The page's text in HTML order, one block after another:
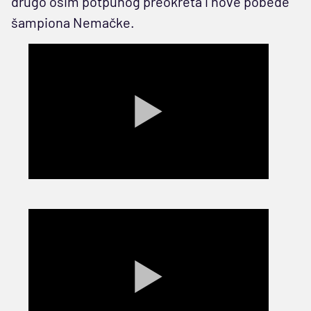
šampiona Nemačke.